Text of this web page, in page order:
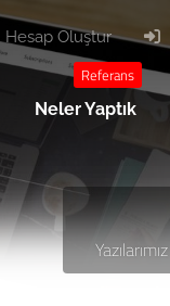
Hesap Oluştur
Referans
Neler Yaptık